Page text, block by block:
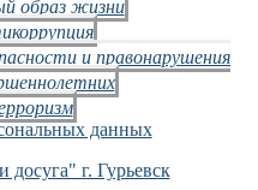
образ жизни
и правонарушения
данных
г. Гурьевск